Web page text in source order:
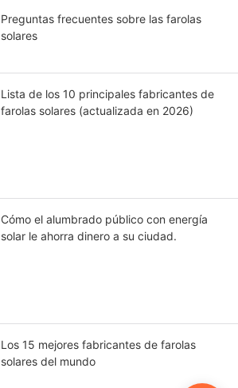
Preguntas frecuentes sobre las farolas
solares
Lista de los 10 principales fabricantes de
farolas solares (actualizada en 2026)
Cómo el alumbrado público con energía
solar le ahorra dinero a su ciudad.
Los 15 mejores fabricantes de farolas
solares del mundo